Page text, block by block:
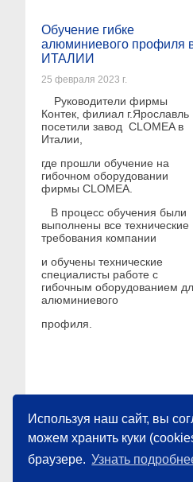
Используя наш сайт, вы
можем хранить куки
браузере. Узнать
Обучение гибке
алюминиевого профиля
ИТАЛИИ
25 февраля 2023 г.
Руководители фирмы
Контек, филиал г.Ярославль
посетили завод CLOMEA в
Италии,
где прошли обучение на
гибочном оборудовании
фирмы CLOMEA.
В процесс обучения были
выполнены все технические
требования компании
и обучены технические
специалисты работе с
гибочным оборудованием
алюминиевого
профиля.
© ООО «Профиль-Дизайн» -